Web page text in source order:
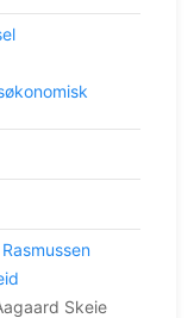
Skeie